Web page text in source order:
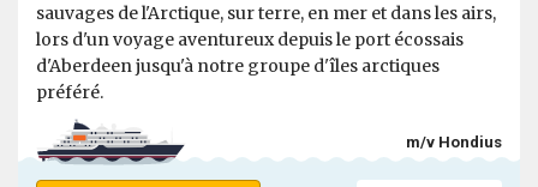
sauvages de l'Arctique, sur terre, en mer et dans les airs,
lors d'un voyage aventureux depuis le port écossais
d'Aberdeen jusqu'à notre groupe d'îles arctiques
préféré.
m/v Hondius